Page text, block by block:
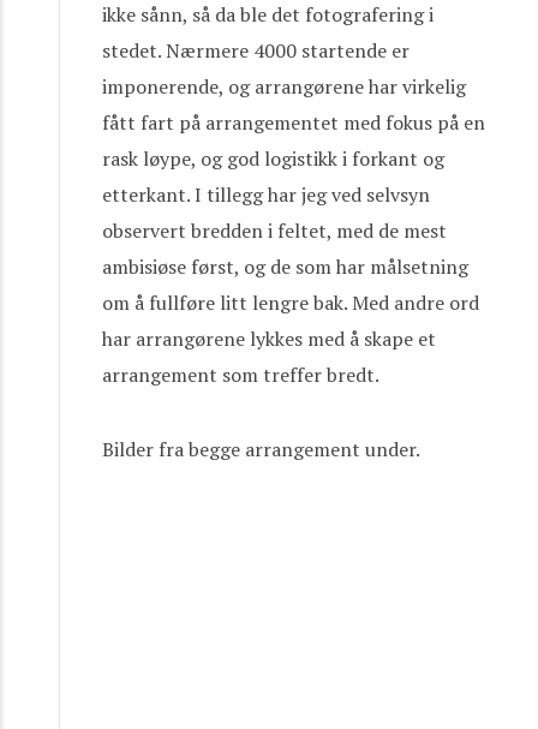
ikke sånn, så da ble det fotografering i
stedet. Nærmere 4000 startende er
imponerende, og arrangørene har virkelig
fått fart på arrangementet med fokus på en
rask løype, og god logistikk i forkant og
etterkant. I tillegg har jeg ved selvsyn
observert bredden i feltet, med de mest
ambisiøse først, og de som har målsetning
om å fullføre litt lengre bak. Med andre ord
har arrangørene lykkes med å skape et
arrangement som treffer bredt.
Bilder fra begge arrangement under.